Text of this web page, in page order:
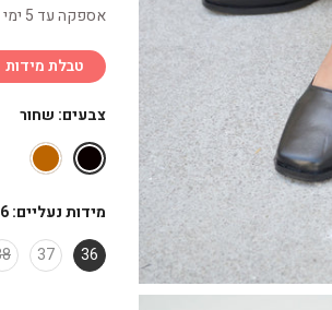
אספקה עד 5 ימי עסקים
טבלת מידות
צבעים: שחור
מידות נעליים:
36
37